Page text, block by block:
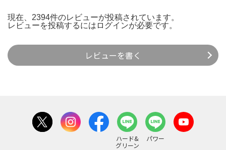
現在、2394件のレビューが投稿されています。
レビューを投稿するには ログインが必要です。
レビューを書く
ハード&
グリーン
パワー